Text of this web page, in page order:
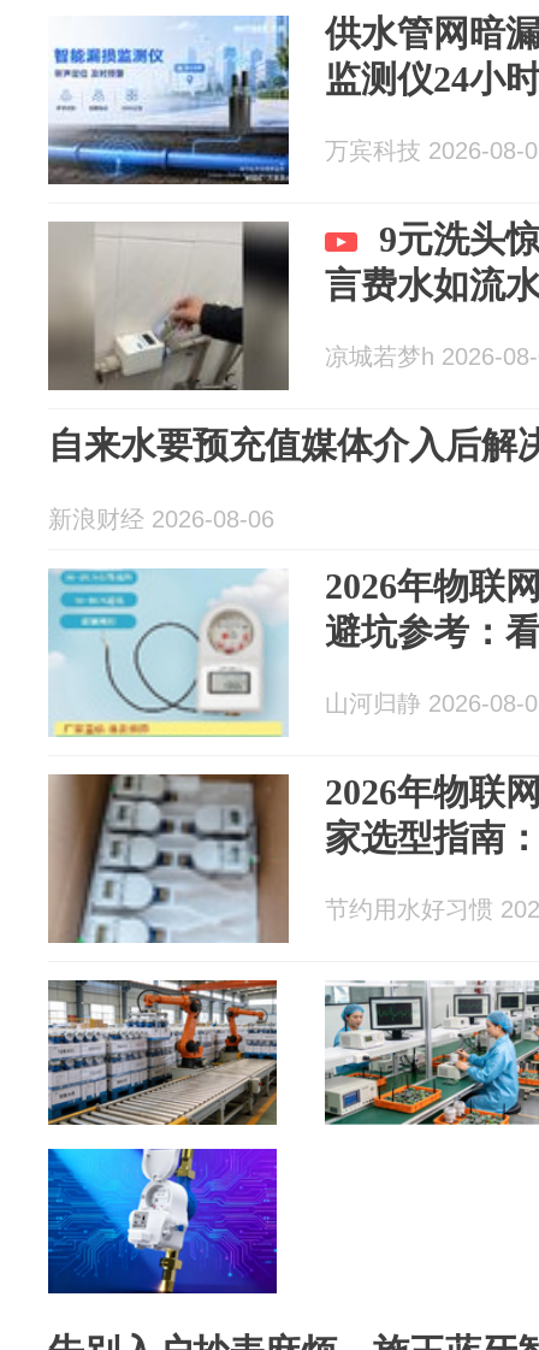
供水管网暗
监测仪24小
万宾科技 2026-08-
9元洗头
言费水如流
凉城若梦h 2026-
自来水要预充值媒体介入后解
新浪财经 2026-08-06
2026年物联
避坑参考：
山河归静 2026-08-
2026年物联
家选型指南
节约用水好习惯